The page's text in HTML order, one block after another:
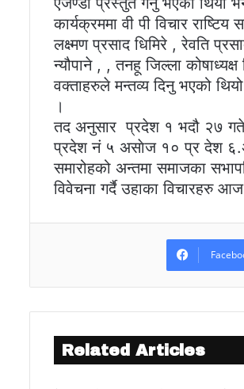
कार्यक्रममा वी पी विचार
लक्ष्मण प्रसाद धिमिरे , रेवति
न्यौपाने , , तनहू जिल्ला
वक्ताहरुले मन्तव्य दिनु भएको
।
तद अनुसार प्रदेश १ भदौ २७
प्रदेश नं ५ असाेज १० प्र देश
समारोहको अन्तमा समाजका
विवेचना गर्दै उहाका विचारहरु
Related Articles